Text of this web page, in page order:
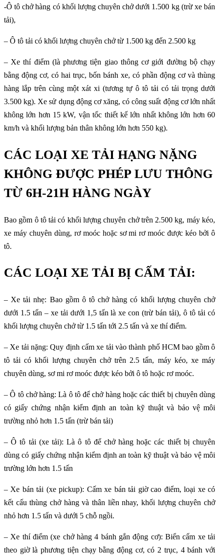
-Ô tô chở hàng có khối lượng chuyên chở dưới 1.500 kg (trừ xe bán
tải),
– Ô tô tải có khối lượng chuyên chở từ 1.500 kg đến 2.500 kg
– Xe thí điểm (là phương tiện giao thông cơ giới đường bộ chạy
bằng động cơ, có hai trục, bốn bánh xe, có phần động cơ và thùng
hàng lắp trên cùng một xát xi (tương tự ô tô tải có tải trọng dưới
3.500 kg). Xe sử dụng động cơ xăng, có công suất động cơ lớn nhất
không lớn hơn 15 kW, vận tốc thiết kế lớn nhất không lớn hơn 60
km/h và khối lượng bản thân không lớn hơn 550 kg).
CÁC LOẠI XE TẢI HẠNG NẶNG
KHÔNG ĐƯỢC PHÉP LƯU THÔNG
TỪ 6H-21H HÀNG NGÀY
Bao gồm ô tô tải có khối lượng chuyên chở trên 2.500 kg, máy kéo,
xe máy chuyên dùng, rơ moóc hoặc sơ mi rơ moóc được kéo bởi ô
tô.
CÁC LOẠI XE TẢI BỊ CẤM TẢI:
– Xe tải nhẹ: Bao gồm ô tô chở hàng có khối lượng chuyên chở
dưới 1.5 tấn – xe tải dưới 1,5 tấn là xe con (trừ bán tải), ô tô tải có
khối lượng chuyên chở từ 1.5 tấn tới 2.5 tấn và xe thí điểm.
– Xe tải nặng: Quy định cấm xe tải vào thành phố HCM bao gồm ô
tô tải có khối lượng chuyên chở trên 2.5 tấn, máy kéo, xe máy
chuyên dùng, sơ mi rơ moóc được kéo bởi ô tô hoặc rơ moóc.
– Ô tô chở hàng: Là ô tô để chở hàng hoặc các thiết bị chuyên dùng
có giấy chứng nhận kiểm định an toàn kỹ thuật và bảo vệ môi
trường nhỏ hơn 1.5 tấn (trừ bán tải)
– Ô tô tải (xe tải): Là ô tô để chở hàng hoặc các thiết bị chuyên
dùng có giấy chứng nhận kiểm định an toàn kỹ thuật và bảo vệ môi
trường lớn hơn 1.5 tấn
– Xe bán tải (xe pickup): Cấm xe bán tải giờ cao điểm, loại xe có
kết cấu thùng chở hàng và thân liền nhay, khối lượng chuyên chở
nhỏ hơn 1.5 tấn và dưới 5 chỗ ngồi.
– Xe thí điểm (xe chở hàng 4 bánh gắn động cơ): Biển cấm xe tải
theo giờ là phương tiện chạy bằng động cơ, có 2 trục, 4 bánh với